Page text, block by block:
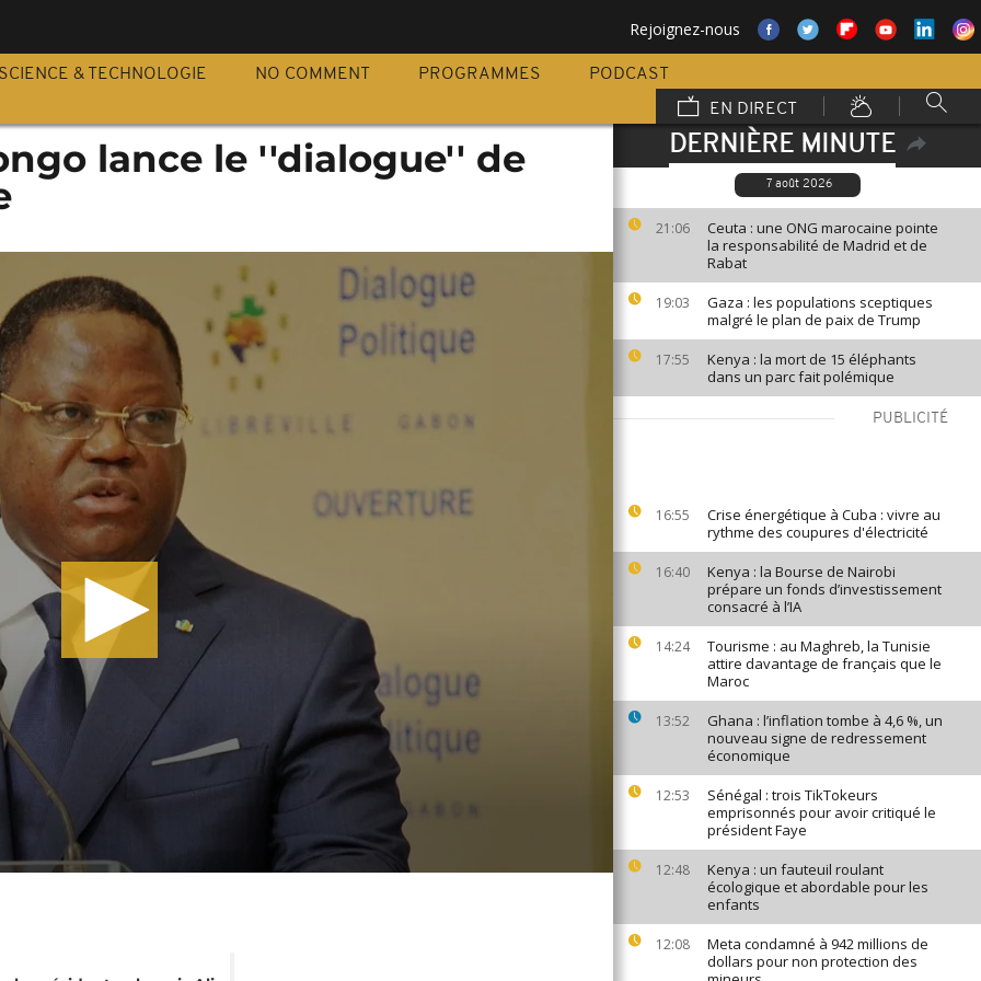
Rejoignez-nous
SCIENCE & TECHNOLOGIE NO COMMENT PROGRAMMES
PODCAST
EN DIRECT
DERNIÈRE MINUTE
7 août 2026
21:06
Ceuta : une ONG marocaine pointe
la responsabilité de Madrid et de
Rabat
19:03
Gaza : les populations sceptiques
malgré le plan de paix de Trump
17:55
Kenya : la mort de 15 éléphants
dans un parc fait polémique
PUBLICITÉ
16:55
Crise énergétique à Cuba : vivre au
rythme des coupures d'électricité
16:40
Kenya : la Bourse de Nairobi
prépare un fonds d’investissement
consacré à l’IA
14:24
Tourisme : au Maghreb, la Tunisie
attire davantage de français que le
Maroc
13:52
Ghana : l’inflation tombe à 4,6 %, un
nouveau signe de redressement
économique
12:53
Sénégal : trois TikTokeurs
emprisonnés pour avoir critiqué le
président Faye
12:48
Kenya : un fauteuil roulant
écologique et abordable pour les
enfants
12:08
Meta condamné à 942 millions de
dollars pour non protection des
lance le ''dialogue'' de